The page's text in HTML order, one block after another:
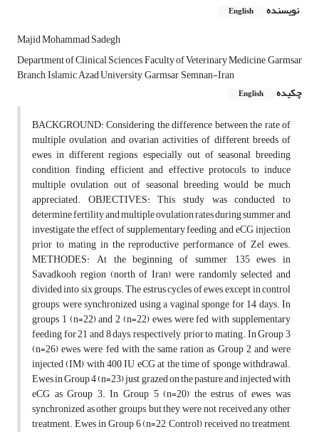
نویسنده English
Majid Mohammad Sadegh
Department of Clinical Sciences, Faculty of Veterinary Medicine, Garmsar
Branch, Islamic Azad University, Garmsar, Semnan-Iran
چکیده
English
BACKGROUND: Considering the difference between the rate of
multiple ovulation and ovarian activities of different breeds of
ewes in different regions, especially out of seasonal breeding
condition, finding efficient and effective protocols to induce
multiple ovulation out of seasonal breeding would be much
appreciated. OBJECTIVES: This study was conducted to
determine fertility and multiple ovulation rates during summer and
investigate the effect of supplementary feeding, and eCG injection
prior to mating in the reproductive performance of Zel ewes.
METHODES: At the beginning of summer, 135 ewes in
Savadkooh region (north of Iran) were randomly selected and
divided into six groups. The estrus cycles of ewes, except in control
groups, were synchronized using a vaginal sponge for 14 days. In
groups 1 (n=22) and 2 (n=22) ewes were fed with supplementary
feeding for 21 and 8 days, respectively, prior to mating. In Group 3
(n=26) ewes were fed with the same ration as Group 2 and were
injected (IM) with 400 IU eCG at the time of sponge withdrawal.
Ewes in Group 4 (n=23) just grazed on the pasture and injected with
eCG as Group 3. In Group 5 (n=20) the estrus of ewes was
synchronized as other groups, but they were not received any other
treatment. Ewes in Group 6 (n=22, Control) received no treatment,